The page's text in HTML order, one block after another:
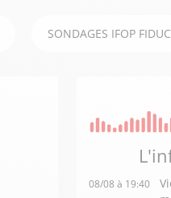
SONDAGES IFOP
08/08 à 19:40